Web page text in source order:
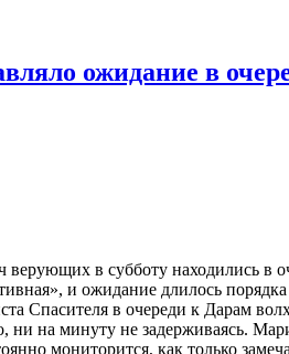
ожидание в
верующих в субботу находились в
и ожидание длилось
Спасителя в очереди к Дарам
ни на минуту не задерживаясь.
мониторится, как только